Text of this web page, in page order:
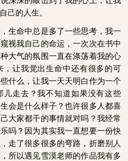
己的人生。
生命中总是多了一些思考，我一
视我自己的命运，一次次在书中
大气的氛围一直在涤荡着我的心
，让我觉出生命中还有很多的可
什么，让我一天天明白作为一个
儿走去？我不知道如果没有这些
会是什么样子？也许很多人都喜
大家都干的事情就对吗？我经常
吗？因为其实我一直想要一份快
走了很多很多的弯路，折磨别人
所以遇见雪漠老师的作品我有多